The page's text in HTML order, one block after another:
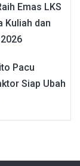
Emas LKS
Kuliah dan
Pacu
Siap Ubah